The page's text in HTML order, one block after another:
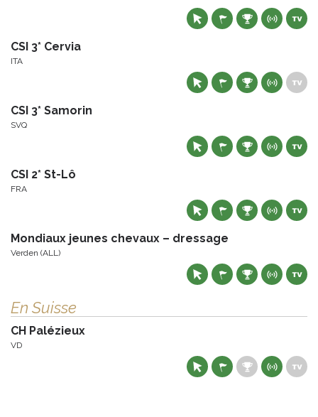
CSI 3* Cervia
ITA
CSI 3* Samorin
SVQ
CSI 2* St-Lô
FRA
Mondiaux jeunes chevaux – dressage
Verden (ALL)
En Suisse
CH Palézieux
VD